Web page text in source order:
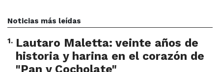
Noticias más leídas
1. Lautaro Maletta: veinte años de
historia y harina en el corazón de